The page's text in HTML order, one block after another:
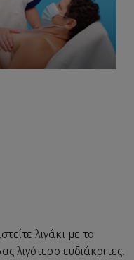
λιγάκι με το
λιγότερο ευδιάκριτες.